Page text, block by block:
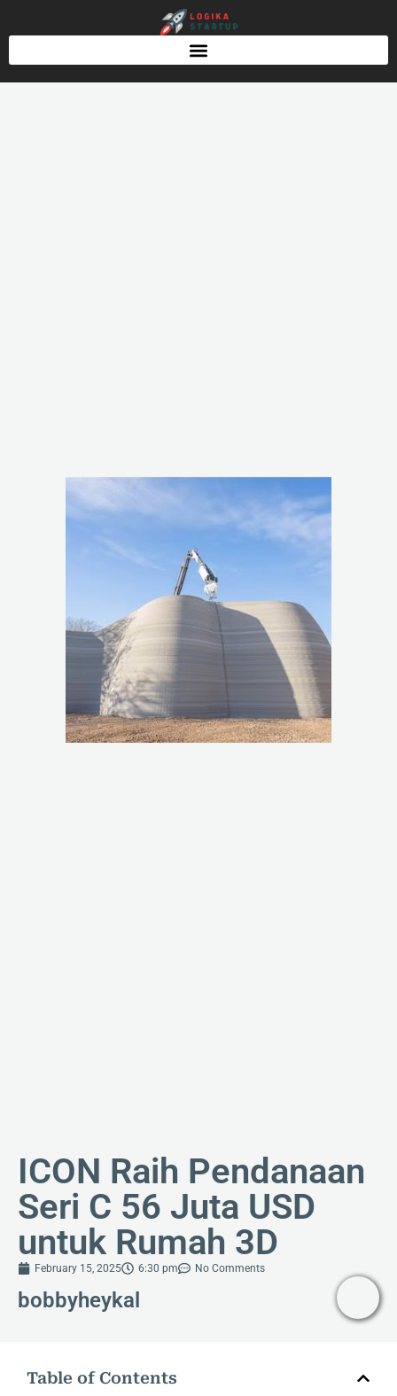
ICON Raih Pendanaan
Seri C 56 Juta USD
untuk Rumah 3D
February 15, 2025 6:30 pm No Comments
bobbyheykal
Table of Contents